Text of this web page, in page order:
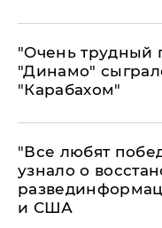
"Очень трудный
"Динамо"
"Карабахом"
​"Все любят
узнало о
и США